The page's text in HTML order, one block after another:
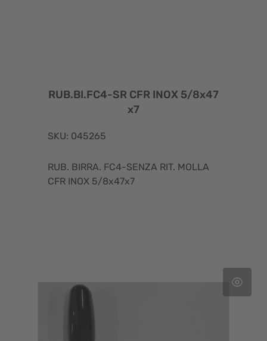
RUB.BI.FC4-SR CFR INOX 5/8x47
x7
SKU: 045265
RUB. BIRRA. FC4-SENZA RIT. MOLLA
CFR INOX 5/8x47x7